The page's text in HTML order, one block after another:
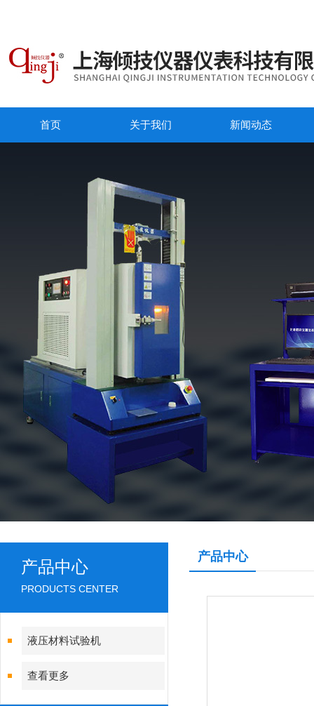
首页 关于我们 新闻动态
产品中心
PRODUCTS CENTER
液压材料试验机
查看更多
产品中心